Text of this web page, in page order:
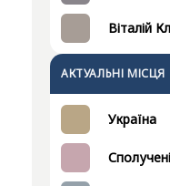
Віталій
АКТУАЛЬНІ МІСЦЯ
Україна